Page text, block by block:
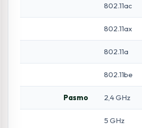
802.11ac
802.11ax
802.11a
802.11be
Pasmo 2,4 GHz
5 GHz